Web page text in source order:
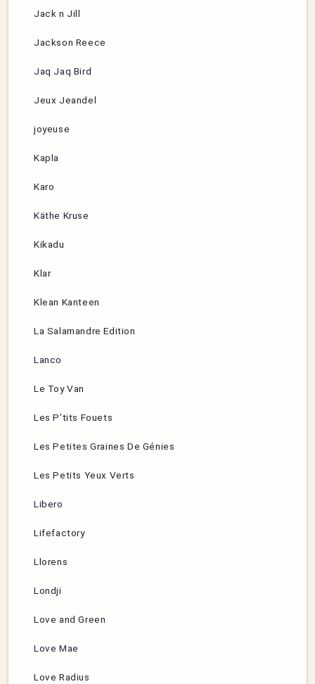
Jack n Jill
Jackson Reece
Jaq Jaq Bird
Jeux Jeandel
joyeuse
Kapla
Karo
Käthe Kruse
Kikadu
Klar
Klean Kanteen
La Salamandre Edition
Lanco
Le Toy Van
Les P’tits Fouets
Les Petites Graines De Génies
Les Petits Yeux Verts
Libero
Lifefactory
Llorens
Londji
Love and Green
Love Mae
Love Radius